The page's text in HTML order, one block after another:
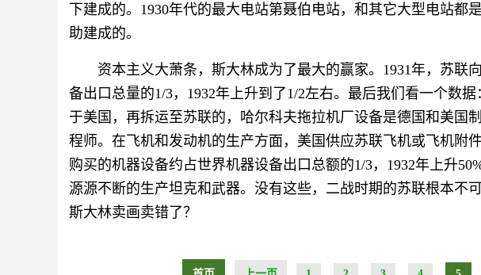
下建成的。1930年代的最大电站第聂伯电站，和其它大型电站都
助建成的。
资本主义大萧条，斯大林成为了最大的赢家。1931年，苏联
备出口总量的1/3，1932年上升到了1/2左右。最后我们看一个数
于美国，再拆运至苏联的，哈尔科夫拖拉机厂设备是德国和美国
程师。在飞机和发动机的生产方面，美国供应苏联飞机或飞机附
购买的机器设备约占世界机器设备出口总额的1/3，1932年上升
源源不断的生产坦克和武器。没有这些，二战时期的苏联根本不
斯大林卖画卖错了？